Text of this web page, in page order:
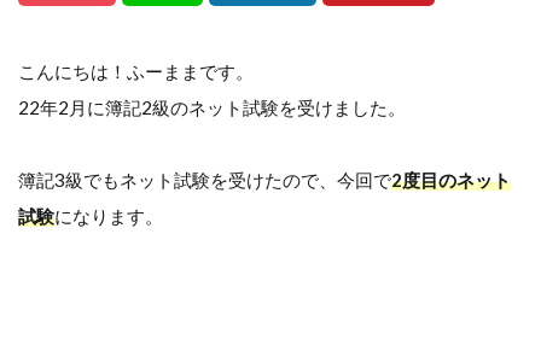
こんにちは！ふーままです。
22年2月に簿記2級のネット試験を受けました。
簿記3級でもネット試験を受けたので、今回で2度目のネット
試験になります。